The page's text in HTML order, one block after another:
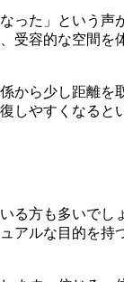
った」という声
受容的な空間
ら少し距離を
しやすくなる
る方も多いでし
アルな目的を